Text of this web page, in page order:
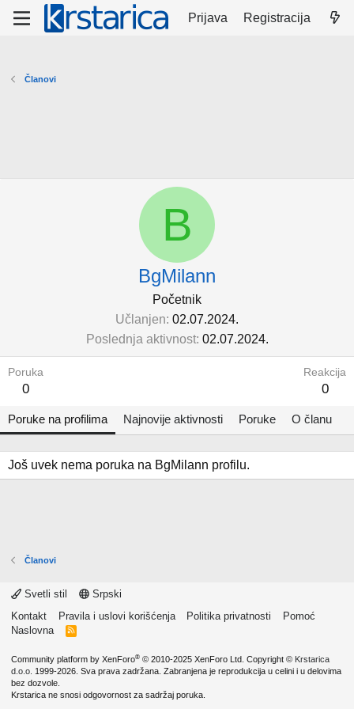
Prijava Registracija
Članovi
B
BgMilann
Početnik
Učlanjen 02.07.2024.
Poslednja aktivnost 02.07.2024.
Poruka
0
Reakcija
0
Poruke na profilima Najnovije aktivnosti Poruke O članu
Još uvek nema poruka na BgMilann profilu.
Članovi
Svetli stil
Srpski
Kontakt
Pravila i uslovi korišćenja Politika privatnosti
Pomoć
Naslovna
R
Community platform by XenForo® © 2010-2025 XenForo Ltd. Copyright © Krstarica
d.o.o. 1999-2026. Sva prava zadržana. Zabranjena je reprodukcija u celini i u delovima
bez dozvole.
Krstarica ne snosi odgovornost za sadržaj poruka.